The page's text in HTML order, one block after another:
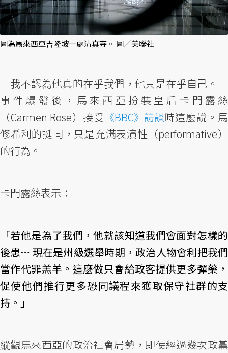
圖為馬來西亞吉隆坡一處清真寺。 圖／美聯社
「我不認為他真的在乎我們，他只是在乎自己。」
事件爆發後，馬來西亞扮裝皇后卡門露絲
（Carmen Rose）接受 《BBC》訪談時這麼說。馬
修希利的挺同，只是充滿表演性（performative）
的行為。
卡門露絲表示：
「若他是為了我們，他就該知道我們會面對怎樣的
後患… 現在是州級選舉時期，政治人物會利把我們
當作代罪羔羊。這麼做只會給政客提供更多彈藥，
促使他們推行更多恐同議程來獲取保守社群的支
持。」
縱觀馬來西亞的政治社會局勢，即使經過幾次政黨